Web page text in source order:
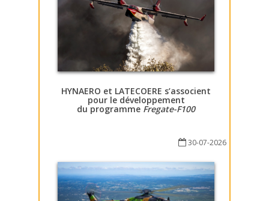
HYNAERO et LATECOERE s’associent
pour le développement
du programme Fregate-F100
30-07-2026